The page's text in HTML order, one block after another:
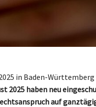
in Baden-Württemberg
2025 haben neu
auf